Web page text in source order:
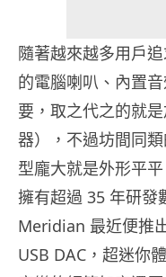
隨著越來越多用戶
的電腦喇叭、內置
要，取之代之的就
器），不過坊間同
型龐大就是外形平
擁有超過 35 年研發
Meridian 最近便推
USB DAC，超迷你